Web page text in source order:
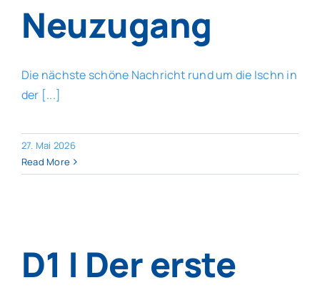
Neuzugang
Die nächste schöne Nachricht rund um die Ischn in
der [...]
27. Mai 2026
Read More
D1 | Der erste